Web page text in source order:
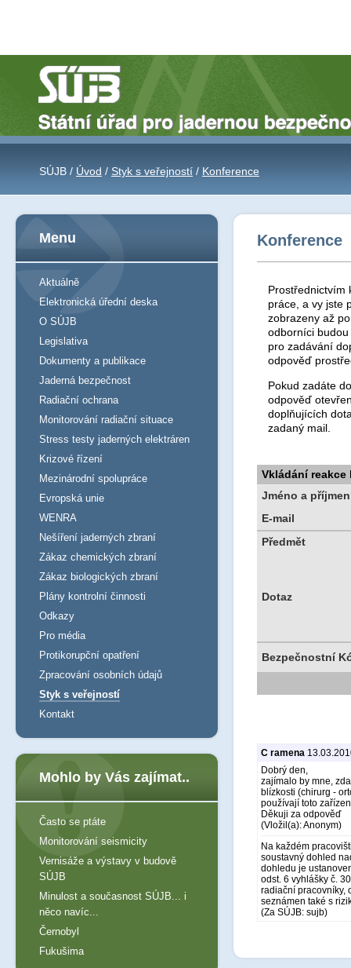
SÚJB / Úvod / Styk s veřejností / Konference
Konference
Prostřednictvím
práce, a vy jste
zobrazeny až
odborníci
pro zadávání
odpověď
Pokud zadáte
odpověď
doplňujících
zadaný mail.
Vkládání reakce
Jméno a
E-mail
Předmět
Dotaz
Bezpečnostní
C ramena
Dobrý den,
zajímalo by mne,
blízkosti (chirurg -
používají toto
Děkuji za odpověď
(Vložil(a): Anonym)
Na každém
soustavný dohled
dohledu je
odst. 6 vyhlášky č.
radiační pracovníky,
seznámen také s
(Za SÚJB: sujb)
Menu
Aktuálně
Elektronická úřední deska
O SÚJB
Legislativa
Dokumenty a publikace
Jaderná bezpečnost
Radiační ochrana
Monitorování radiační situace
Stress testy jaderných elektráren
Krizové řízení
Mezinárodní spolupráce
Evropská unie
WENRA
Nešíření jaderných zbraní
Zákaz chemických zbraní
Zákaz biologických zbraní
Plány kontrolní činnosti
Odkazy
Pro média
Protikorupční opatření
Zpracování osobních údajů
Styk s veřejností
Kontakt
Mohlo by Vás zajímat..
Často se ptáte
Monitorování seismicity
Vernisáže a výstavy v budově
SÚJB
Minulost a současnost SÚJB... i
něco navíc...
Černobyl
Fukušima